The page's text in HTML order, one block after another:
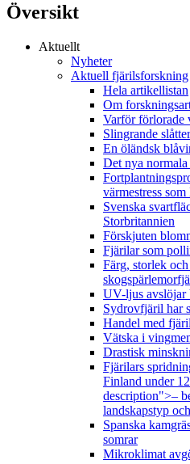
Översikt
Aktuellt
Nyheter
Aktuell fjärilsforskning
Hela artikellistan
Om
Varför förlorade
Slingrande
En öländsk
Det nya
värmestress
Svenska
Storbritannien
Förskjuten
Fjärilar som
Färg, storlek
UV-ljus avslöjar
Sydrovfjäril har
Handel med
Vätska i
Drastisk
Fjärilars
Finland under
description">–
landskapstyp
Spanska
somrar
Mikroklimat